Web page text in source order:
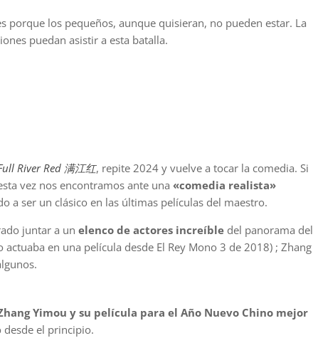
porque los pequeños, aunque quisieran, no pueden estar. La
puedan asistir a esta batalla.
River Red 满江红, repite 2024 y vuelve a tocar la comedia. Si
vez nos encontramos ante una «comedia realista»
a ser un clásico en las últimas películas del maestro.
juntar a un elenco de actores increíble del panorama del
actuaba en una película desde El Rey Mono 3 de 2018) ; Zhang
Yimou y su película para el Año Nuevo Chino mejor
desde el principio.